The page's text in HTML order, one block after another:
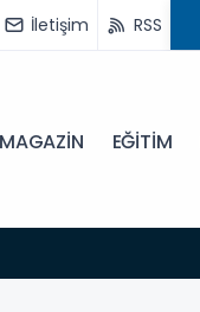
İletişim RSS
MAGAZİN EĞİTİM